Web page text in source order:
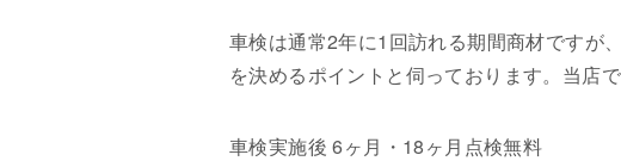
車検は通常2年に1回訪れる期間商材ですが
を決めるポイントと伺っております。当店
車検実施後 6ヶ月・18ヶ月点検無料